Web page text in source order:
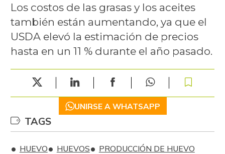
Los costos de las grasas y los aceites
también están aumentando, ya que el
USDA elevó la estimación de precios
hasta en un 11 % durante el año pasado.
UNIRSE A WHATSAPP
TAGS
HUEVO HUEVOS
PRODUCCIÓN DE HUEVO